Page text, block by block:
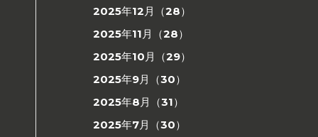
2025年12月（28）
2025年11月（28）
2025年10月（29）
2025年9月（30）
2025年8月（31）
2025年7月（30）